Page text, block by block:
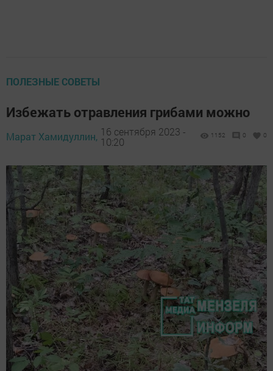
ПОЛЕЗНЫЕ СОВЕТЫ
Избежать отравления грибами можно
Марат Хамидуллин, 16 сентября 2023 -
10:20
1152 0 0